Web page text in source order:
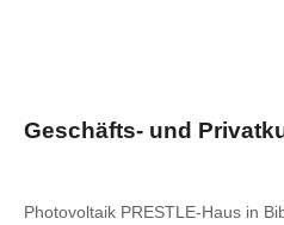
Geschäfts- und
Photovoltaik PRESTLE-Haus in